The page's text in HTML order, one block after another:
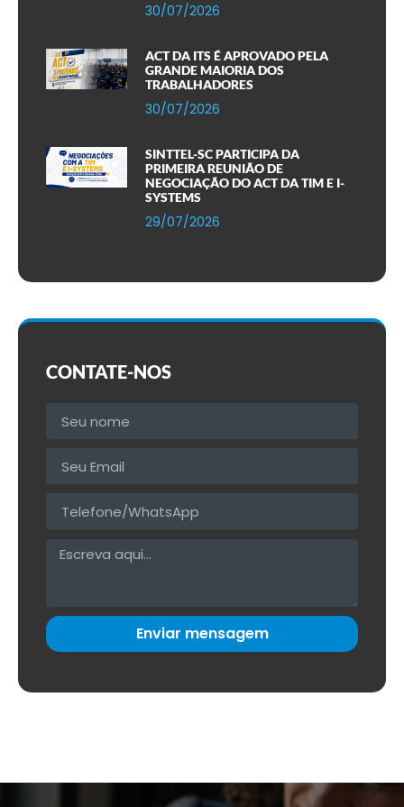
30/07/2026
ACT DA ITS É APROVADO PELA
GRANDE MAIORIA DOS
TRABALHADORES
30/07/2026
SINTTEL-SC PARTICIPA DA
PRIMEIRA REUNIÃO DE
NEGOCIAÇÃO DO ACT DA TIM E I-
SYSTEMS
29/07/2026
CONTATE-NOS
Enviar mensagem